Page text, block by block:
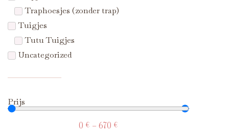
Traphoesjes (zonder trap)
Tuigjes
Tutu Tuigjes
Uncategorized
Prijs
0€ —670€